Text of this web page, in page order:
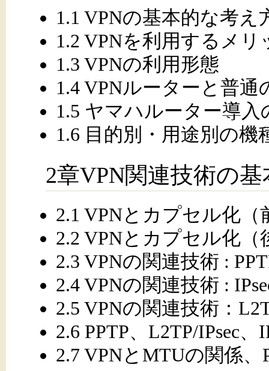
1.1 VPNの基本的な考え
1.2 VPNを利用するメリ
1.3 VPNの利用形態
1.4 VPNルーターと普
1.5 ヤマハルーター導
1.6 目的別・用途別の機
2章VPN関連技術の基
2.1 VPNとカプセル化（
2.2 VPNとカプセル化（
2.3 VPNの関連技術 :
2.4 VPNの関連技術 :
2.5 VPNの関連技術：
2.6 PPTP、L2TP/IPsec
2.7 VPNとMTUの関係